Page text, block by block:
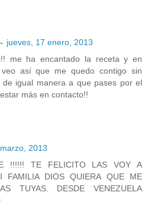
jueves, 17 enero, 2013
me ha encantado la receta y en
así que me quedo contigo sin
de igual manera a que pases por el
más en contacto!!
2013
!!!!!! TE FELICITO LAS VOY A
FAMILIA DIOS QUIERA QUE ME
TUYAS. DESDE VENEZUELA